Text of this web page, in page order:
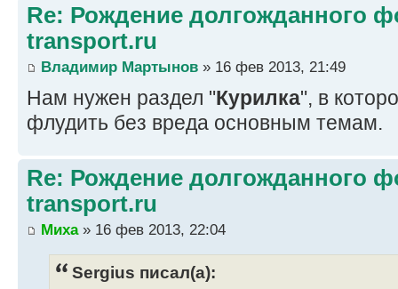
Re: Рождение долгожданного
transport.ru
Владимир Мартынов » 16 фев 2013, 21:49
Нам нужен раздел "Курилка", в
флудить без вреда основным темам.
Re: Рождение долгожданного
transport.ru
Миха» 16 фев 2013, 22:04
Sergius писал(а):